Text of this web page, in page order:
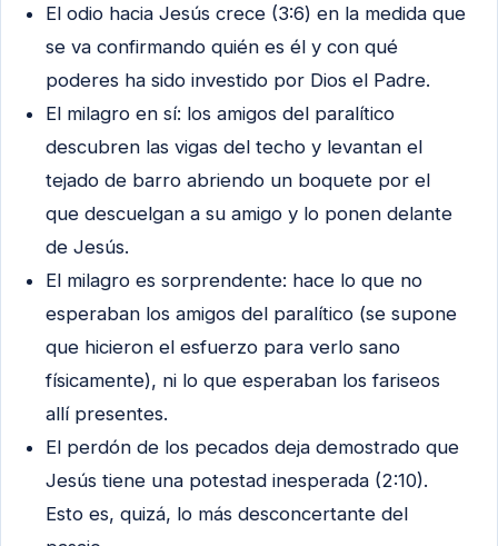
El odio hacia Jesús crece (3:6) en la medida que
se va confirmando quién es él y con qué
poderes ha sido investido por Dios el Padre.
El milagro en sí: los amigos del paralítico
descubren las vigas del techo y levantan el
tejado de barro abriendo un boquete por el
que descuelgan a su amigo y lo ponen delante
de Jesús.
El milagro es sorprendente: hace lo que no
esperaban los amigos del paralítico (se supone
que hicieron el esfuerzo para verlo sano
físicamente), ni lo que esperaban los fariseos
allí presentes.
El perdón de los pecados deja demostrado que
Jesús tiene una potestad inesperada (2:10).
Esto es, quizá, lo más desconcertante del